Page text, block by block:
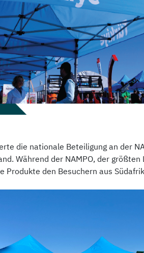
die nationale Beteiligung an der
Während der NAMPO, der
Produkte den Besuchern aus